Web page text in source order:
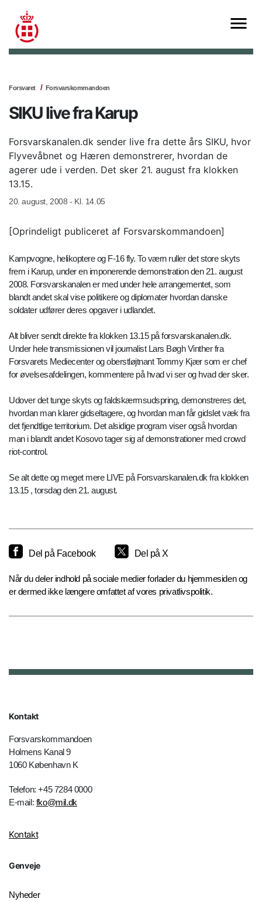
Forsvaret Forsvarskommandoen
SIKU live fra Karup
Forsvarskanalen.dk sender live fra dette års SIKU, hvor
Flyvevåbnet og Hæren demonstrerer, hvordan de
agerer ude i verden. Det sker 21. august fra klokken
13.15.
20. august, 2008 - Kl. 14.05
[Oprindeligt publiceret af Forsvarskommandoen]
Kampvogne, helikoptere og F-16 fly. To værn ruller det store skyts
frem i Karup, under en imponerende demonstration den 21. august
2008. Forsvarskanalen er med under hele arrangementet, som
blandt andet skal vise politikere og diplomater hvordan danske
soldater udfører deres opgaver i udlandet.
Alt bliver sendt direkte fra klokken 13.15 på forsvarskanalen.dk.
Under hele transmissionen vil journalist Lars Bøgh Vinther fra
Forsvarets Mediecenter og oberstløjtnant Tommy Kjær som er chef
for øvelsesafdelingen, kommentere på hvad vi ser og hvad der sker.
Udover det tunge skyts og faldskærmsudspring, demonstreres det,
hvordan man klarer gidseltagere, og hvordan man får gidslet væk fra
det fjendtlige territorium. Det alsidige program viser også hvordan
man i blandt andet Kosovo tager sig af demonstrationer med crowd
riot-control.
Se alt dette og meget mere LIVE på Forsvarskanalen.dk fra klokken
13.15 , torsdag den 21. august.
Del på Facebook Del på X
Når du deler indhold på sociale medier forlader du hjemmesiden og
er dermed ikke længere omfattet af vores privatlivspolitik.
Kontakt
Forsvarskommandoen
Holmens Kanal 9
1060 København K
Telefon: +45 7284 0000
E-mail: fko@mil.dk
Kontakt
Genveje
Nyheder